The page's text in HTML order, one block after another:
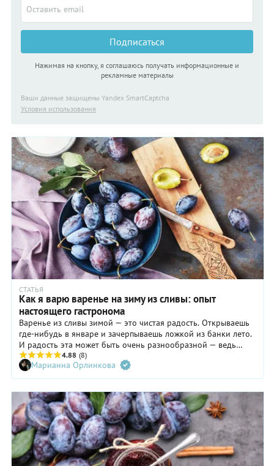
Подписаться
Нажимая на кнопку, я соглашаюсь получать информационные и
рекламные материалы
Ваши данные защищены Yandex SmartCaptcha
Условия использования
СТАТЬЯ
Как я варю варенье на зиму из сливы: опыт
настоящего гастронома
Варенье из сливы зимой — это чистая радость. Открываешь
где-нибудь в январе и зачерпываешь ложкой из банки лето.
И радость эта может быть очень разнообразной — ведь
сами сливы такие разные! Цвет, вкус, консистенция — все это
дает нам возможность раскладывать по банкам совершенно
непохожие лакомства.
4.88 (8)
Марианна Орлинкова